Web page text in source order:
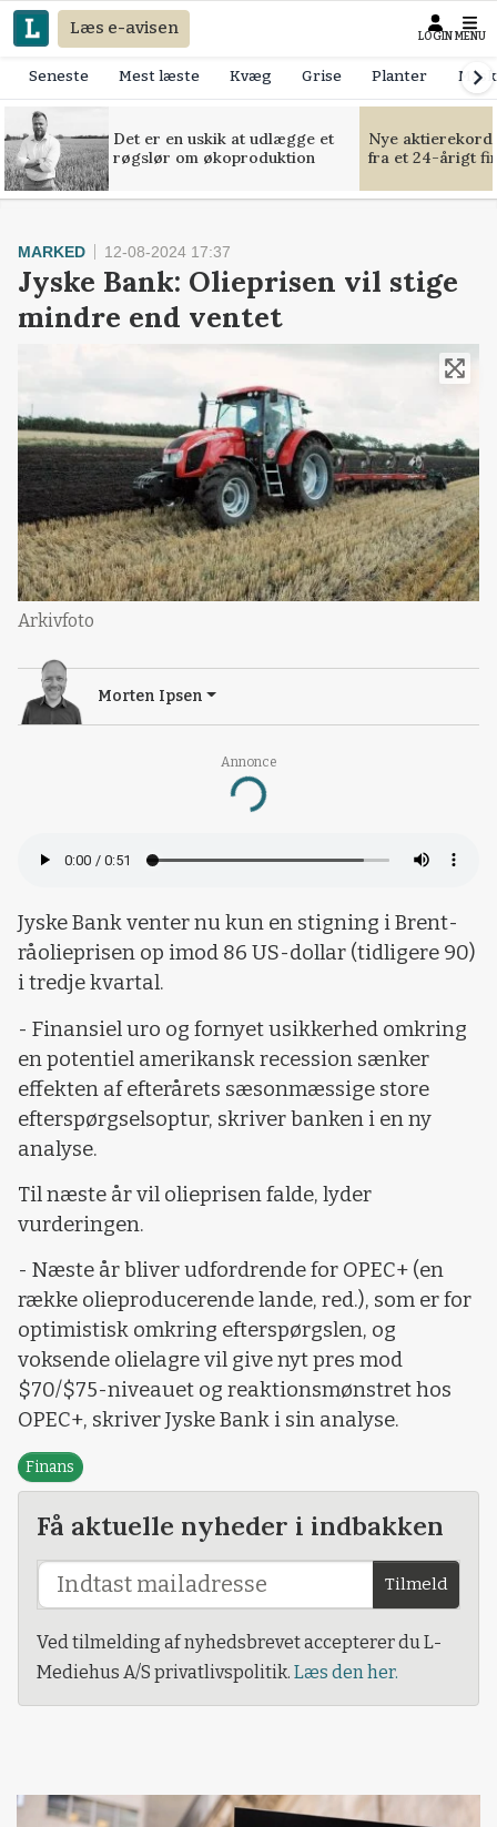
Læs e-avisen LOGIN MENU
Seneste Mest læste Kvæg Grise Planter
Det er en uskik at udlægge et
røgslør om økoproduktion
Nye
fra et 24-årigt
Annonce
Loading...
MARKED 12-08-2024 17:37
Jyske Bank: Olieprisen vil stige
mindre end ventet
Arkivfoto
Morten Ipsen
Jyske Bank venter nu kun en stigning i Brent-
råolieprisen op imod 86 US-dollar (tidligere 90)
i tredje kvartal.
- Finansiel uro og fornyet usikkerhed omkring
en potentiel amerikansk recession sænker
effekten af efterårets sæsonmæssige store
efterspørgselsoptur, skriver banken i en ny
analyse.
Til næste år vil olieprisen falde, lyder
vurderingen.
- Næste år bliver udfordrende for OPEC+ (en
række olieproducerende lande, red.), som er for
optimistisk omkring efterspørgslen, og
voksende olielagre vil give nyt pres mod
$70/$75-niveauet og reaktionsmønstret hos
OPEC+, skriver Jyske Bank i sin analyse.
Finans
Få aktuelle nyheder i indbakken
Tilmeld
Ved tilmelding af nyhedsbrevet accepterer du L-
Mediehus A/S privatlivspolitik. Læs den her.